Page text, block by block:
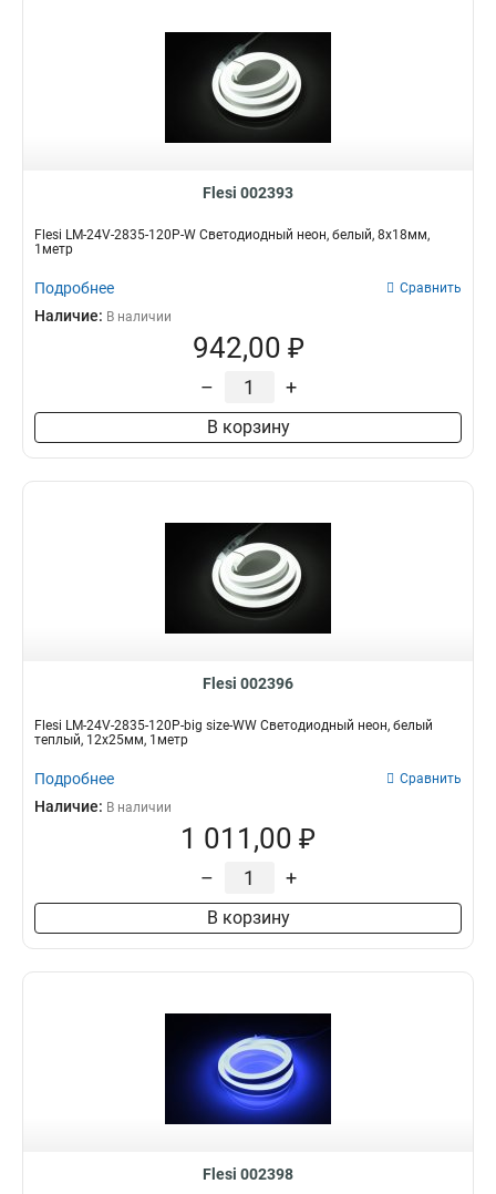
Flesi 002393
Flesi LM-24V-2835-120P-W Светодиодный неон, белый, 8х18мм,
1метр
Подробнее Сравнить
Наличие: В наличии
942,00 ₽
– +
В корзину
Flesi 002396
Flesi LM-24V-2835-120P-big size-WW Светодиодный неон, белый
теплый, 12х25мм, 1метр
Подробнее Сравнить
Наличие: В наличии
1 011,00 ₽
– +
В корзину
Flesi 002398